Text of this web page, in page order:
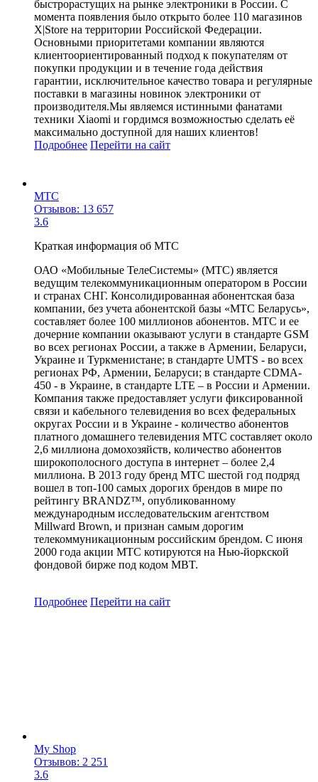
быстрорастущих на рынке электроники в России. С
момента появления было открыто более 110 магазинов
X|Store на территории Российской Федерации.
Основными приоритетами компании являются
клиентоориентированный подход к покупателям от
покупки продукции и в течение года действия
гарантии, исключительное качество товара и регулярные
поставки в магазины новинок электроники от
производителя.Мы являемся истинными фанатами
техники Xiaomi и гордимся возможностью сделать её
максимально доступной для наших клиентов!
Подробнее Перейти на сайт
МТС
Отзывов: 13 657
3.6
Краткая информация об МТС
ОАО «Мобильные ТелеСистемы» (МТС) является
ведущим телекоммуникационным оператором в России
и странах СНГ. Консолидированная абонентская база
компании, без учета абонентской базы «МТС Беларусь»,
составляет более 100 миллионов абонентов. МТС и ее
дочерние компании оказывают услуги в стандарте GSM
во всех регионах России, а также в Армении, Беларуси,
Украине и Туркменистане; в стандарте UMTS - во всех
регионах РФ, Армении, Беларуси; в стандарте CDMA-
450 - в Украине, в стандарте LTE – в России и Армении.
Компания также предоставляет услуги фиксированной
связи и кабельного телевидения во всех федеральных
округах России и в Украине - количество абонентов
платного домашнего телевидения МТС составляет около
2,6 миллиона домохозяйств, количество абонентов
широкополосного доступа в интернет – более 2,4
миллиона. В 2013 году бренд МТС шестой год подряд
вошел в топ-100 самых дорогих брендов в мире по
рейтингу BRANDZ™, опубликованному
международным исследовательским агентством
Millward Brown, и признан самым дорогим
телекоммуникационным российским брендом. С июня
2000 года акции МТС котируются на Нью-йоркской
фондовой бирже под кодом MBT.
Подробнее Перейти на сайт
My Shop
Отзывов: 2 251
3.6